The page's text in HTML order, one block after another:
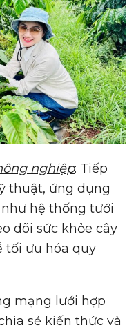
nghiệp: Tiếp
thuật, ứng dụng
hệ thống tưới
dõi sức khỏe cây
tối ưu hóa quy
mạng lưới hợp
sẻ kiến thức và